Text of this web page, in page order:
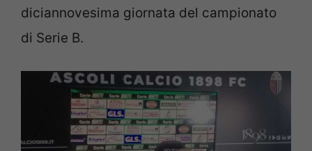
diciannovesima giornata del campionato
di Serie B.